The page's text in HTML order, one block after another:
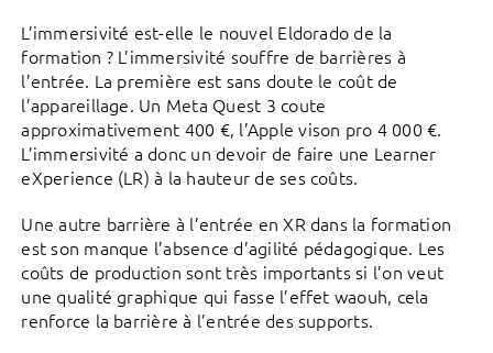
L’immersivité est-elle le nouvel Eldorado de la
formation ? L’immersivité souffre de barrières à
l’entrée. La première est sans doute le coût de
l’appareillage. Un Meta Quest 3 coute
approximativement 400 €, l’Apple vison pro 4 000 €.
L’immersivité a donc un devoir de faire une Learner
eXperience (LR) à la hauteur de ses coûts.
Une autre barrière à l’entrée en XR dans la formation
est son manque l’absence d’agilité pédagogique. Les
coûts de production sont très importants si l’on veut
une qualité graphique qui fasse l’effet waouh, cela
renforce la barrière à l’entrée des supports.